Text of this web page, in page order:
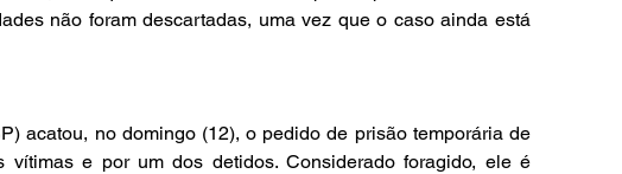
não foram descartadas, uma vez que o caso ainda está
acatou, no domingo (12), o pedido de prisão temporária de
vítimas e por um dos detidos. Considerado foragido, ele é